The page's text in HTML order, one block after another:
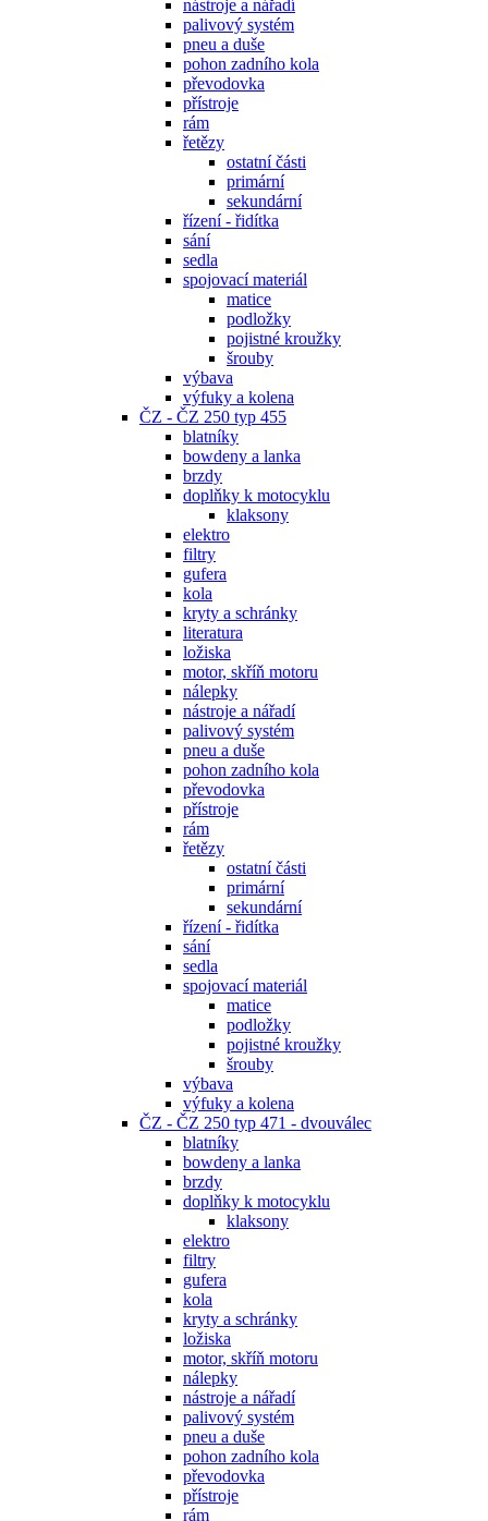
nástroje a nářadí
palivový systém
pneu a duše
pohon zadního kola
převodovka
přístroje
rám
řetězy
ostatní části
primární
sekundární
řízení - řidítka
sání
sedla
spojovací materiál
matice
podložky
pojistné kroužky
šrouby
výbava
výfuky a kolena
ČZ - ČZ 250 typ 455
blatníky
bowdeny a lanka
brzdy
doplňky k motocyklu
klaksony
elektro
filtry
gufera
kola
kryty a schránky
literatura
ložiska
motor, skříň motoru
nálepky
nástroje a nářadí
palivový systém
pneu a duše
pohon zadního kola
převodovka
přístroje
rám
řetězy
ostatní části
primární
sekundární
řízení - řidítka
sání
sedla
spojovací materiál
matice
podložky
pojistné kroužky
šrouby
výbava
výfuky a kolena
ČZ - ČZ 250 typ 471 - dvouválec
blatníky
bowdeny a lanka
brzdy
doplňky k motocyklu
klaksony
elektro
filtry
gufera
kola
kryty a schránky
ložiska
motor, skříň motoru
nálepky
nástroje a nářadí
palivový systém
pneu a duše
pohon zadního kola
převodovka
přístroje
rám